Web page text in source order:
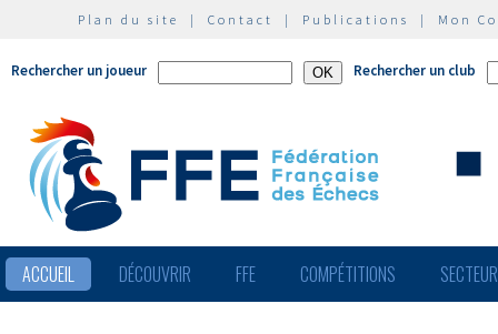
Plan du site | Contact | Publications | Mon
Rechercher un joueur Rechercher un club
ACCUEIL DÉCOUVRIR FFE COMPÉTITIONS